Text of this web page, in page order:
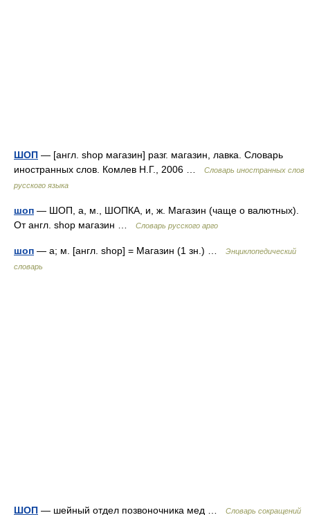
ШОП — [англ. shop магазин] разг. магазин, лавка. Словарь
иностранных слов. Комлев Н.Г., 2006 …
Словарь иностранных слов
русского языка
шоп — ШОП, а, м., ШОПКА, и, ж. Магазин (чаще о валютных).
От англ. shop магазин …
Словарь русского арго
шоп — а; м. [англ. shop] = Магазин (1 зн.) …
Энциклопедический
словарь
ШОП — шейный отдел позвоночника мед …
Словарь сокращений